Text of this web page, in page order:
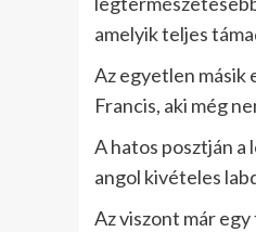
amelyik teljes
Az egyetlen másik
Francis, aki még
A hatos posztján a
angol kivételes
Az viszont már